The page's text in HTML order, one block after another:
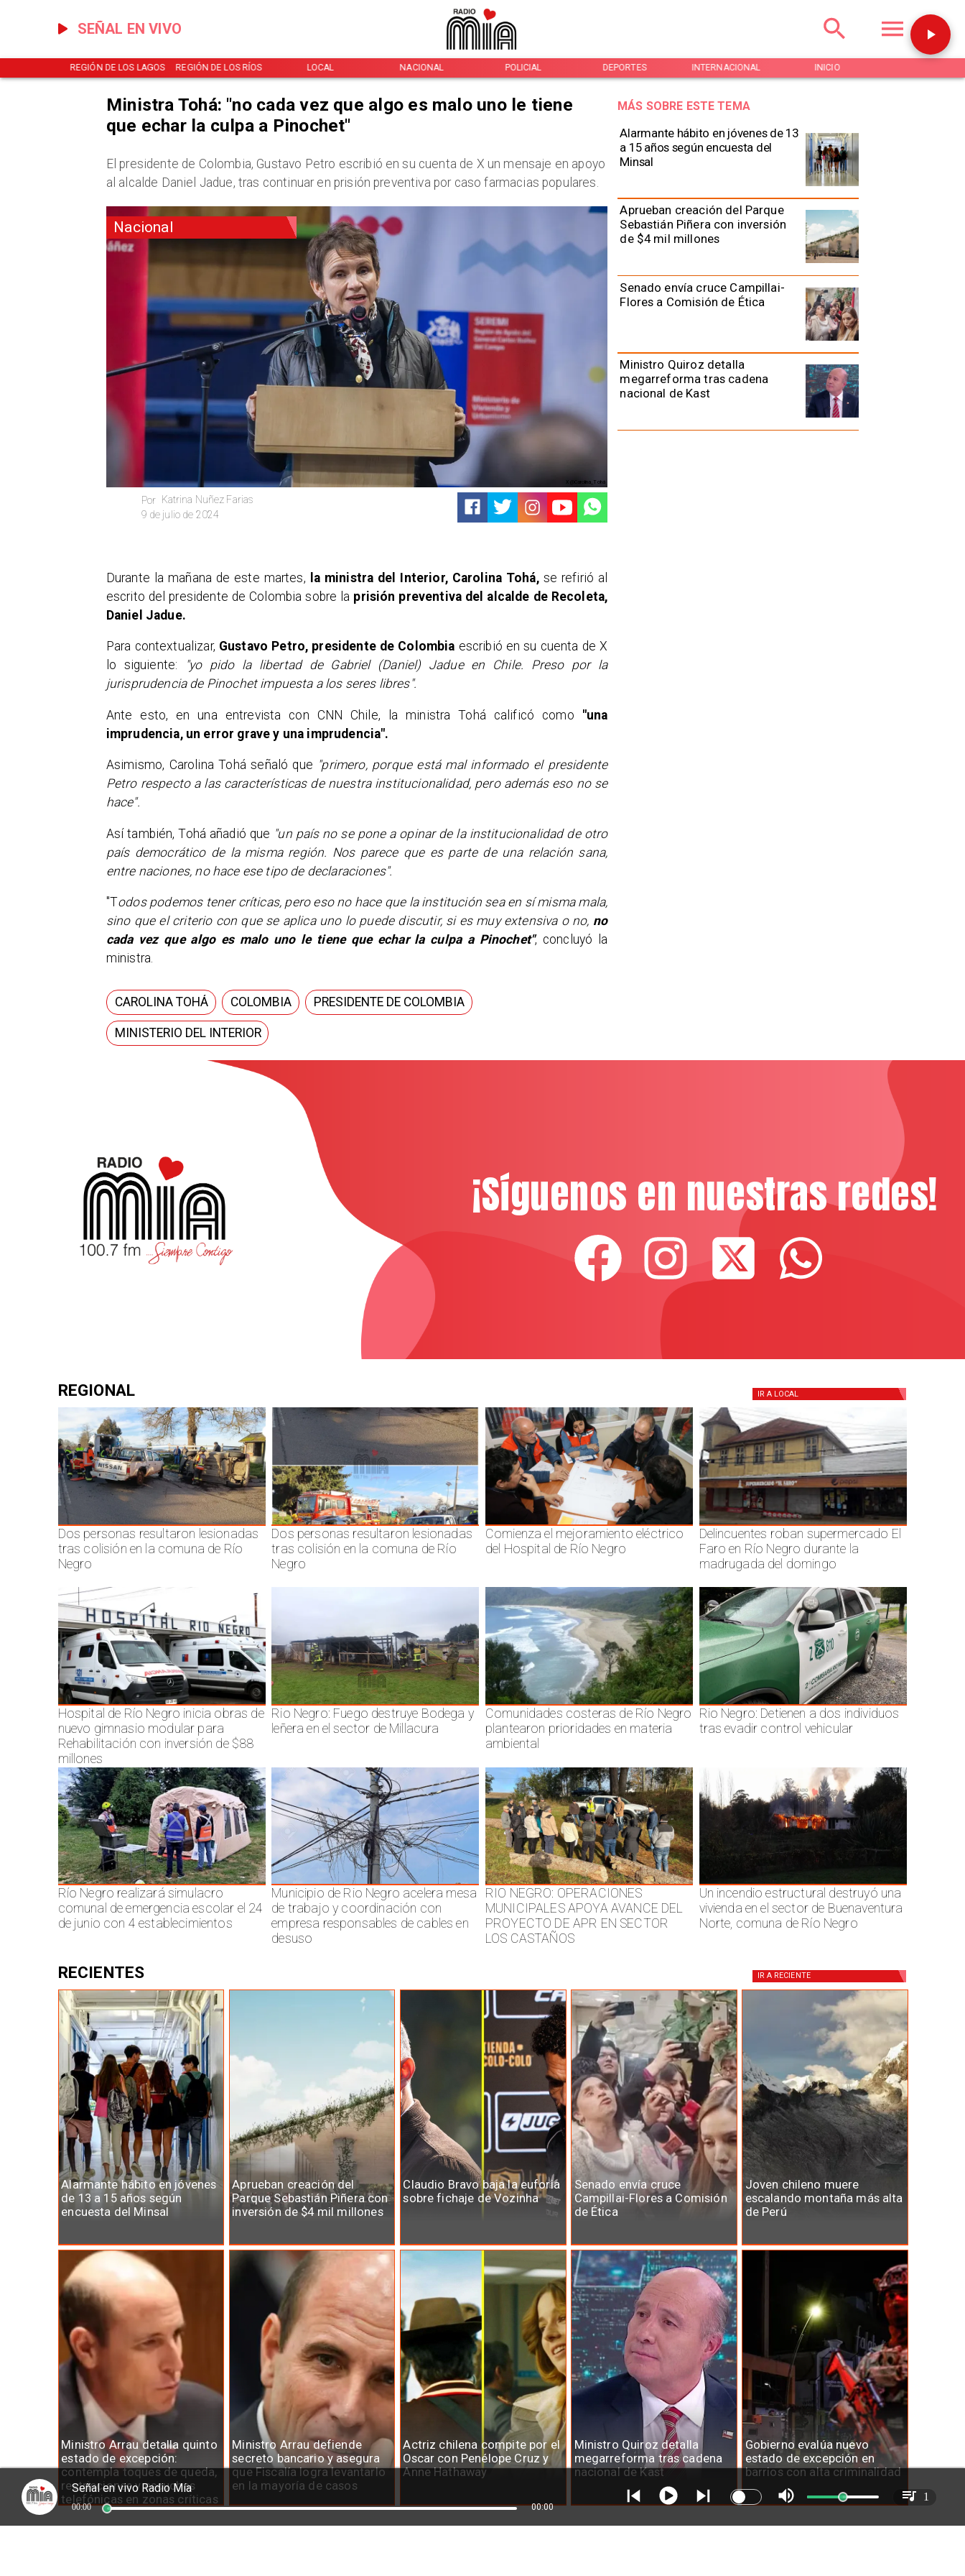
SEÑAL EN VIVO
REGIÓN DE LOS LAGOS REGIÓN DE LOS RÍOS LOCAL NACIONAL POLICIAL DEPORTES INTERNACIONAL INICIO
Nacional
Katrina Nuñez Farias
Por
9 de julio de 2024
X @Carolina_Tohá
Alarmante hábito en jóvenes de 13
a 15 años según encuesta del
Minsal
Aprueban creación del Parque
Sebastián Piñera con inversión
de $4 mil millones
Senado envía cruce Campillai-
Flores a Comisión de Ética
Ministro Quiroz detalla
megarreforma tras cadena
nacional de Kast
MÁS SOBRE ESTE TEMA
Ministra Tohá: "no cada vez que algo es malo uno le tiene
que echar la culpa a Pinochet"
El presidente de Colombia, Gustavo Petro escribió en su cuenta de X un mensaje en apoyo
al alcalde Daniel Jadue, tras continuar en prisión preventiva por caso farmacias populares.
Durante la mañana de este martes, la ministra del Interior, Carolina Tohá,se refirió al
escrito del presidente de Colombia sobre la prisión preventiva del alcalde de Recoleta,
Daniel Jadue.
Para contextualizar, Gustavo Petro, presidente de Colombia escribió en su cuenta de X
lo siguiente:
"yo pido la libertad de Gabriel (Daniel) Jadue en Chile. Preso por la
jurisprudencia de Pinochet impuesta a los seres libres".
Ante esto, en una entrevista con CNN Chile, la ministra Tohá calificó como "una
imprudencia, un error grave y una imprudencia".
Asimismo, Carolina Tohá señaló que "primero, porque está mal informado el presidente
Petro respecto a las características de nuestra institucionalidad, pero además eso no se
hace".
Así también, Tohá añadió que "un país no se pone a opinar de la institucionalidad de otro
país democrático de la misma región. Nos parece que es parte de una relación sana,
entre naciones, no hace ese tipo de declaraciones".
"Todos podemos tener críticas, pero eso no hace que la institución sea en sí misma mala,
sino que el criterio con que se aplica uno lo puede discutir, si es muy extensiva o no, no
cada vez que algo es malo uno le tiene que echar la culpa a Pinochet", concluyó la
ministra.
CAROLINA TOHÁ COLOMBIA PRESIDENTE DE COLOMBIA
MINISTERIO DEL INTERIOR
¡Síguenos en nuestras redes!
REGIONAL IR A LOCAL
Dos personas resultaron lesionadas
tras colisión en la comuna de Río
Negro
Dos personas resultaron lesionadas
tras colisión en la comuna de Río
Negro
Comienza el mejoramiento eléctrico
del Hospital de Río Negro
Delincuentes roban supermercado El
Faro en Río Negro durante la
madrugada del domingo
Hospital de Río Negro inicia obras de
nuevo gimnasio modular para
Rehabilitación con inversión de $88
millones
Rio Negro: Fuego destruye Bodega y
leñera en el sector de Millacura
Comunidades costeras de Río Negro
plantearon prioridades en materia
ambiental
Rio Negro: Detienen a dos individuos
tras evadir control vehicular
Río Negro realizará simulacro
comunal de emergencia escolar el 24
de junio con 4 establecimientos
Municipio de Rio Negro acelera mesa
de trabajo y coordinación con
empresa responsables de cables en
desuso
RIO NEGRO: OPERACIONES
MUNICIPALES APOYA AVANCE DEL
PROYECTO DE APR EN SECTOR
LOS CASTAÑOS
Un incendio estructural destruyó una
vivienda en el sector de Buenaventura
Norte, comuna de Río Negro
Alarmante hábito en jóvenes
de 13 a 15 años según
encuesta del Minsal
Aprueban creación del
Parque Sebastián Piñera con
inversión de $4 mil millones
Claudio Bravo baja la euforia
sobre fichaje de Vozinha
Senado envía cruce
Campillai-Flores a Comisión
de Ética
Joven chileno muere
escalando montaña más alta
de Perú
Ministro Arrau detalla quinto
estado de excepción:
contempla toques de queda,
restricciones y escuchas
telefónicas en zonas críticas
Ministro Arrau defiende
secreto bancario y asegura
que Fiscalía logra levantarlo
en la mayoría de casos
Actriz chilena compite por el
Oscar con Penélope Cruz y
Anne Hathaway
Ministro Quiroz detalla
megarreforma tras cadena
nacional de Kast
Gobierno evalúa nuevo
estado de excepción en
barrios con alta criminalidad
RECIENTES IR A RECIENTE
Señal en vivo Radio Mía
00:00 00:00
1